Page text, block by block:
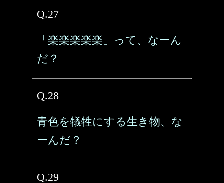
Q.27
「楽楽楽楽楽」って、なーん
だ？
Q.28
青色を犠牲にする生き物、な
ーんだ？
Q.29